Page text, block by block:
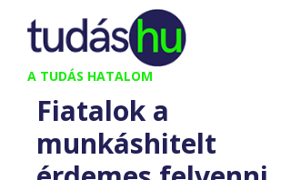
Kilépés
tartalomba
A TUDÁS HATALOM
Fiatalok a
munkáshitelt